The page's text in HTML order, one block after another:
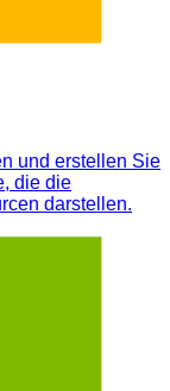
und erstellen Sie
die die
darstellen.